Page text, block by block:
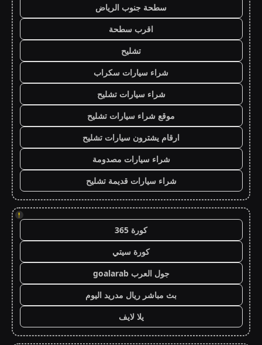
سطحة جنوب الرياض
اقرب سطحة
تشليح
شراء سيارات سكراب
شراء سيارات تشليح
موقع شراء سيارات تشليح
ارقام يشترون سيارات تشليح
شراء سيارات مصدومة
شراء سيارات قديمة تشليح
!
كورة 365
كورة سيتي
جول العرب goalarab
بث مباشر ريال مدريد اليوم
يلا لايف